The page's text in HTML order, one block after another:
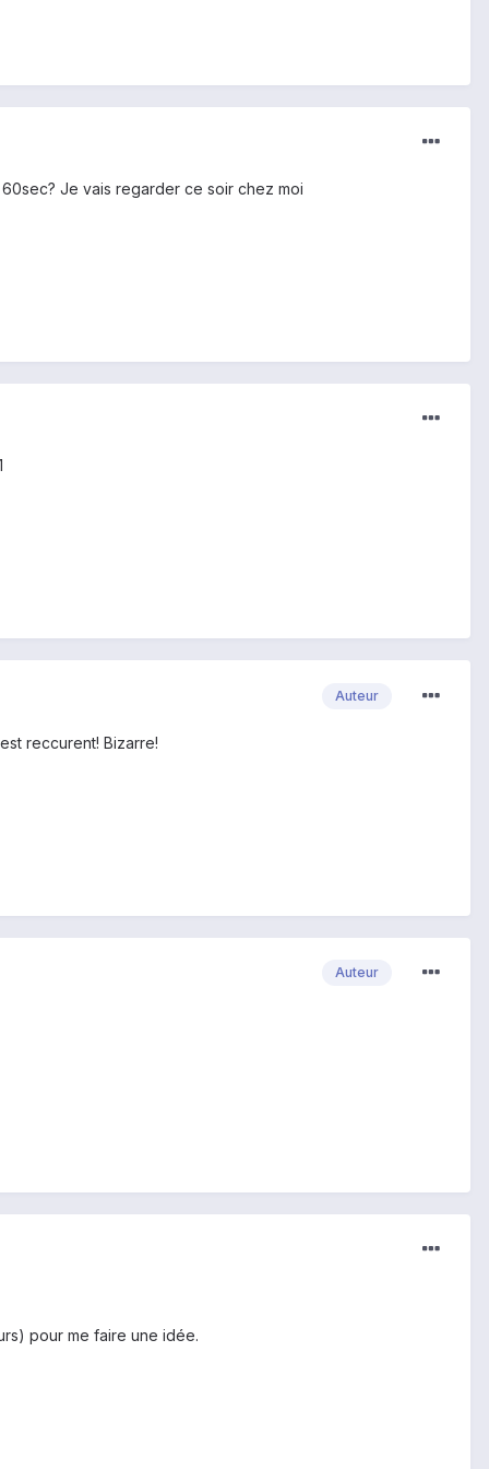
Je vais regarder ce soir chez moi
Auteur
reccurent! Bizarre!
Auteur
pour me faire une idée.